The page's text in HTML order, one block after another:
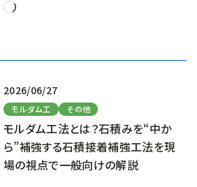
読
2026/06/27
モルダム工 その他
モルダム工法とは？石積みを“中か
ら”補強する石積接着補強工法を現
場の視点で一般向けの解説